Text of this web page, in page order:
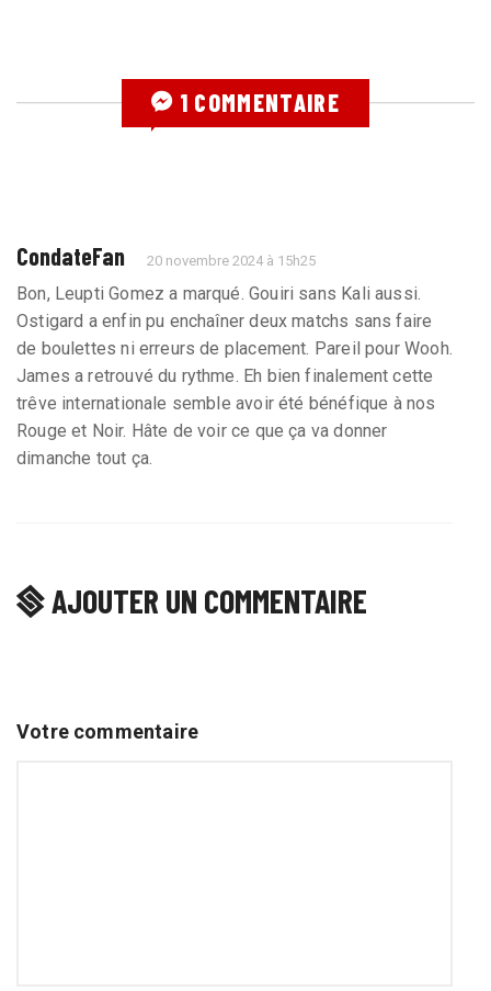
1 COMMENTAIRE
CondateFan 20 novembre 2024 à 15h25
Bon, Leupti Gomez a marqué. Gouiri sans Kali aussi.
Ostigard a enfin pu enchaîner deux matchs sans faire
de boulettes ni erreurs de placement. Pareil pour Wooh.
James a retrouvé du rythme. Eh bien finalement cette
trêve internationale semble avoir été bénéfique à nos
Rouge et Noir. Hâte de voir ce que ça va donner
dimanche tout ça.
AJOUTER UN COMMENTAIRE
Votre commentaire